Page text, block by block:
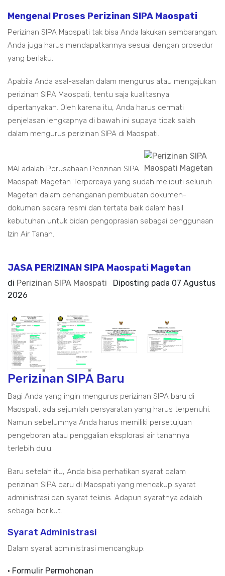
Mengenal Proses Perizinan SIPA Maospati
Perizinan SIPA Maospati tak bisa Anda lakukan sembarangan.
Anda juga harus mendapatkannya sesuai dengan prosedur
yang berlaku.
Apabila Anda asal-asalan dalam mengurus atau mengajukan
perizinan SIPA Maospati, tentu saja kualitasnya
dipertanyakan. Oleh karena itu, Anda harus cermati
penjelasan lengkapnya di bawah ini supaya tidak salah
dalam mengurus perizinan SIPA di Maospati.
MAI adalah Perusahaan Perizinan SIPA
Maospati Magetan Terpercaya yang sudah meliputi seluruh
Magetan dalam penanganan pembuatan dokumen-
dokumen secara resmi dan tertata baik dalam hasil
kebutuhan untuk bidan pengoprasian sebagai penggunaan
Izin Air Tanah.
JASA PERIZINAN SIPA Maospati Magetan
di Perizinan SIPA Maospati Diposting pada 07 Agustus
2026
Perizinan SIPA Baru
Bagi Anda yang ingin mengurus perizinan SIPA baru di
Maospati, ada sejumlah persyaratan yang harus terpenuhi.
Namun sebelumnya Anda harus memiliki persetujuan
pengeboran atau penggalian eksplorasi air tanahnya
terlebih dulu.
Baru setelah itu, Anda bisa perhatikan syarat dalam
perizinan SIPA baru di Maospati yang mencakup syarat
administrasi dan syarat teknis. Adapun syaratnya adalah
sebagai berikut.
Syarat Administrasi
Dalam syarat administrasi mencangkup:
• Formulir Permohonan